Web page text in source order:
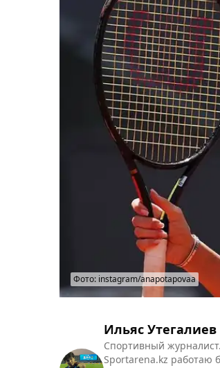
Фото: instagram/anapotapovaa
Ильяс Утегалиев
Спортивный
Sportarena.kz работаю